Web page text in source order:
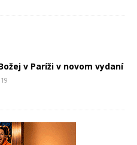
v Paríži v novom vydaní